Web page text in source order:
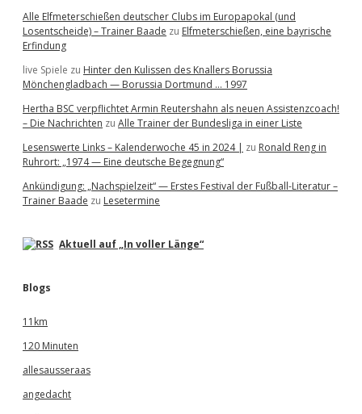
Alle Elfmeterschießen deutscher Clubs im Europapokal (und
Losentscheide) – Trainer Baade zu Elfmeterschießen, eine bayrische
Erfindung
live Spiele zu Hinter den Kulissen des Knallers Borussia
Mönchengladbach — Borussia Dortmund … 1997
Hertha BSC verpflichtet Armin Reutershahn als neuen Assistenzcoach!
– Die Nachrichten zu Alle Trainer der Bundesliga in einer Liste
Lesenswerte Links – Kalenderwoche 45 in 2024 | zu Ronald Reng in
Ruhrort: „1974 — Eine deutsche Begegnung“
Ankündigung: „Nachspielzeit“ — Erstes Festival der Fußball-Literatur –
Trainer Baade zu Lesetermine
Aktuell auf „In voller Länge“
Blogs
11km
120 Minuten
allesausseraas
angedacht